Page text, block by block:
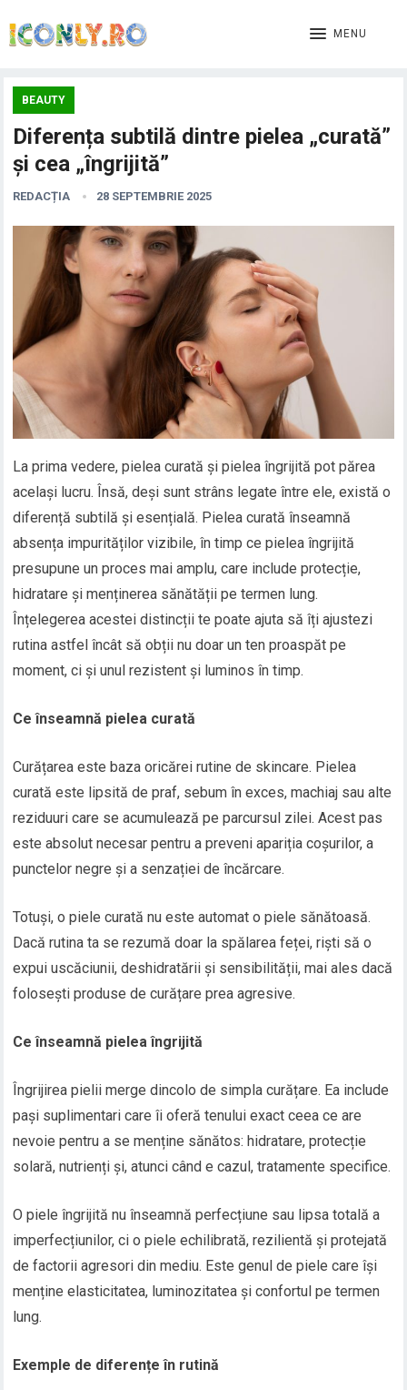
MENU
BEAUTY
Diferența subtilă dintre pielea „curată”
și cea „îngrijită”
REDACȚIA 28 SEPTEMBRIE 2025
La prima vedere, pielea curată și pielea îngrijită pot părea
același lucru. Însă, deși sunt strâns legate între ele, există o
diferență subtilă și esențială. Pielea curată înseamnă
absența impurităților vizibile, în timp ce pielea îngrijită
presupune un proces mai amplu, care include protecție,
hidratare și menținerea sănătății pe termen lung.
Înțelegerea acestei distincții te poate ajuta să îți ajustezi
rutina astfel încât să obții nu doar un ten proaspăt pe
moment, ci și unul rezistent și luminos în timp.
Ce înseamnă pielea curată
Curățarea este baza oricărei rutine de skincare. Pielea
curată este lipsită de praf, sebum în exces, machiaj sau alte
reziduuri care se acumulează pe parcursul zilei. Acest pas
este absolut necesar pentru a preveni apariția coșurilor, a
punctelor negre și a senzației de încărcare.
Totuși, o piele curată nu este automat o piele sănătoasă.
Dacă rutina ta se rezumă doar la spălarea feței, riști să o
expui uscăciunii, deshidratării și sensibilității, mai ales dacă
folosești produse de curățare prea agresive.
Ce înseamnă pielea îngrijită
Îngrijirea pielii merge dincolo de simpla curățare. Ea include
pași suplimentari care îi oferă tenului exact ceea ce are
nevoie pentru a se menține sănătos: hidratare, protecție
solară, nutrienți și, atunci când e cazul, tratamente specifice.
O piele îngrijită nu înseamnă perfecțiune sau lipsa totală a
imperfecțiunilor, ci o piele echilibrată, rezilientă și protejată
de factorii agresori din mediu. Este genul de piele care își
menține elasticitatea, luminozitatea și confortul pe termen
lung.
Exemple de diferențe în rutină